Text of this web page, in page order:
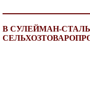
В СУЛЕЙМАН-